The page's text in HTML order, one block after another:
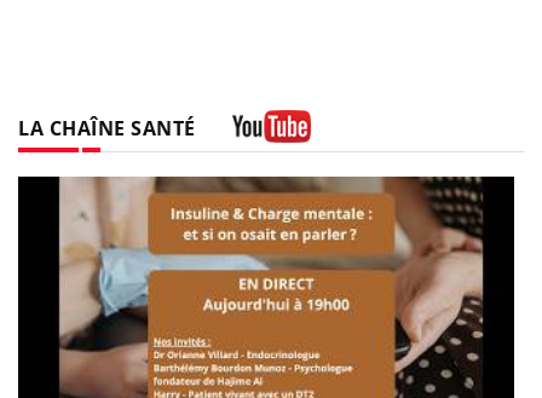
LA CHAÎNE SANTÉ